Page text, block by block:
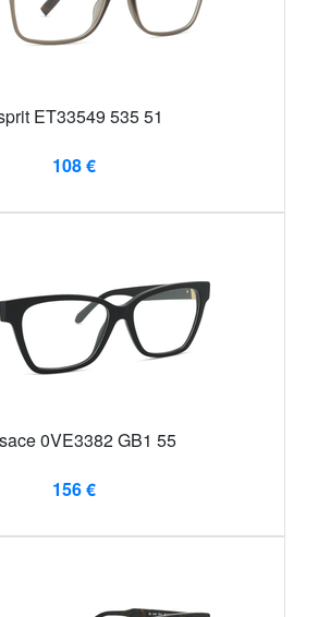
ET33549 535 51
108 €
0VE3382 GB1 55
156 €